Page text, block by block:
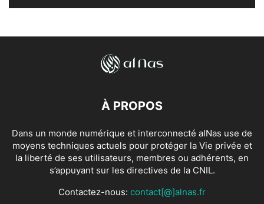
À PROPOS
Dans un monde numérique et interconnecté alNas use de
moyens techniques actuels pour protéger la Vie privée et
la liberté de ses utilisateurs, membres ou adhérents, en
s’appuyant sur les directives de la CNIL.
Contactez-nous: contact[@]alnas.fr